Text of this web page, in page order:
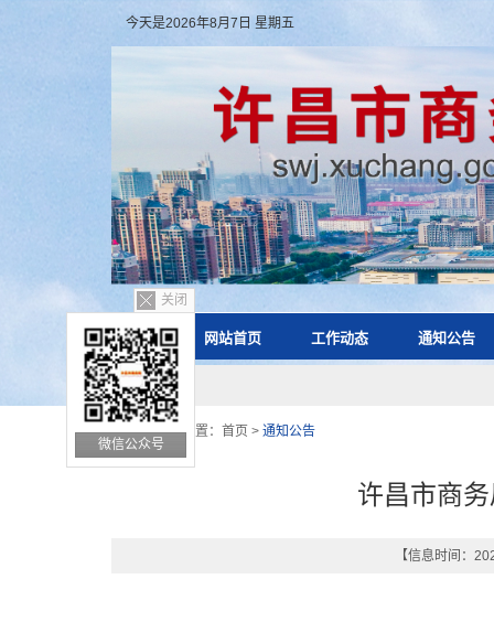
今天是2026年8月7日 星期五
网站首页 工作动态 通知公告
关闭
微信公众号
您的位置： 首页 > 通知公告
许昌市商
【信息时间：